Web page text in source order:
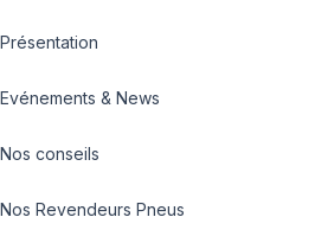
Présentation
Evénements & News
Nos conseils
Nos Revendeurs Pneus